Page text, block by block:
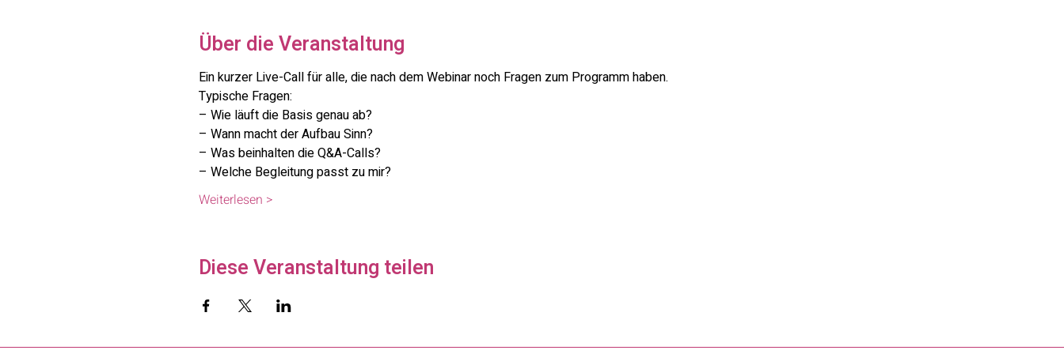
Über die Veranstaltung
Ein kurzer Live-Call für alle, die nach dem Webinar noch Fragen zum Programm haben.
Typische Fragen:
– Wie läuft die Basis genau ab?
– Wann macht der Aufbau Sinn?
– Was beinhalten die Q&A-Calls?
– Welche Begleitung passt zu mir?
Weiterlesen >
Diese Veranstaltung teilen